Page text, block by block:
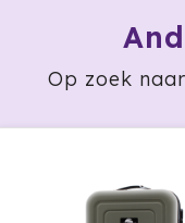
Op zoek